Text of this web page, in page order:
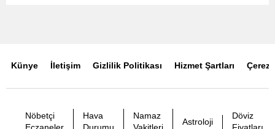
Künye İletişim Gizlilik Politikası Hizmet Şartları Çerez
Nöbetçi
Hava
Namaz
Astroloji
Döviz